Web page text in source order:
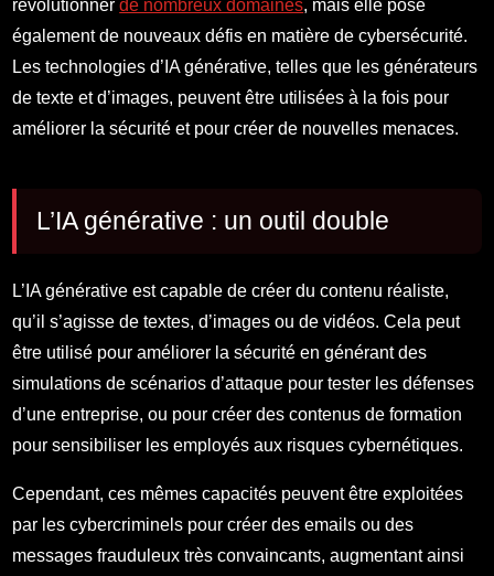
révolutionnerde nombreux domaines, mais elle pose
également de nouveaux défis en matière de cybersécurité.
Les technologies d’IA générative, telles que les générateurs
de texte et d’images, peuvent être utilisées à la fois pour
améliorer la sécurité et pour créer de nouvelles menaces.
L’IA générative : un outil double
L’IA générative est capable de créer du contenu réaliste,
qu’il s’agisse de textes, d’images ou de vidéos. Cela peut
être utilisé pour améliorer la sécurité en générant des
simulations de scénarios d’attaque pour tester les défenses
d’une entreprise, ou pour créer des contenus de formation
pour sensibiliser les employés aux risques cybernétiques.
Cependant, ces mêmes capacités peuvent être exploitées
par les cybercriminels pour créer des emails ou des
messages frauduleux très convaincants, augmentant ainsi